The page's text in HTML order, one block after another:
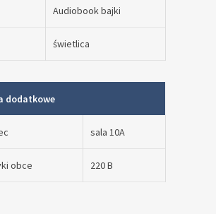
Audiobook bajki
świetlica
dodatkowe
sala 10A
obce 220 B